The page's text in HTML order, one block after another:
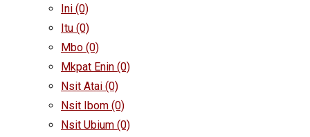
Ini (0)
Itu (0)
Mbo (0)
Mkpat Enin (0)
Nsit Atai (0)
Nsit Ibom (0)
Nsit Ubium (0)